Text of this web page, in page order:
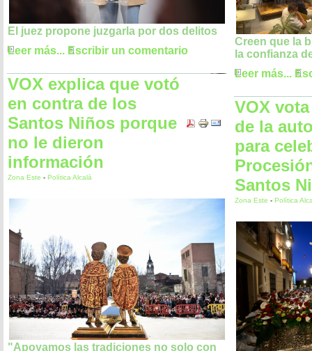
El juez propone juzgarla por dos delitos
Leer más... Escribir un comentario
VOX explica que votó
en contra de los
Santos Niños porque
no le dieron
información
Zona Este - Política Alcalá
"Apoyamos las tradiciones no solo con
Creen que la
la confianza
Leer más...
VOX
de la
para
Santos
Zona Este - Política